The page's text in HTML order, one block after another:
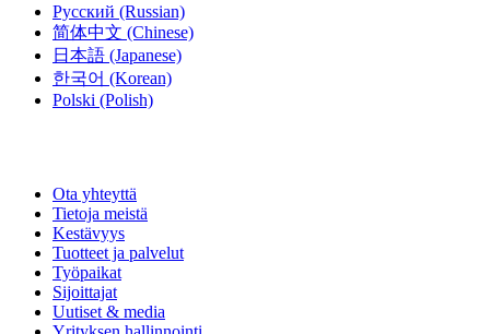
Русский (Russian)
简体中文 (Chinese)
日本語 (Japanese)
한국어 (Korean)
Polski (Polish)
Ota yhteyttä
Tietoja meistä
Kestävyys
Tuotteet ja palvelut
Työpaikat
Sijoittajat
Uutiset & media